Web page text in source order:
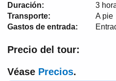
Duración:
3
Transporte:
A pie
Gastos de entrada:
Precio del tour:
Véase Precios.